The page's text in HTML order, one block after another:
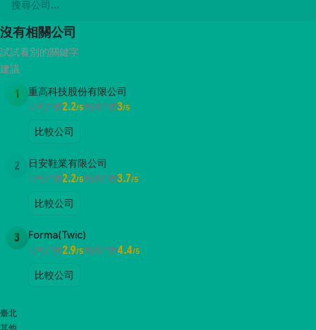
沒有相關公司
試試看別的關鍵字
建議
1 重高科技股份有限公司
公司評價2.2/5面試評價3/5
比較公司
2 日安鞋業有限公司
公司評價2.2/5面試評價3.7/5
比較公司
3 Forma(Twic)
公司評價2.9/5面試評價4.4/5
比較公司
臺北
其他